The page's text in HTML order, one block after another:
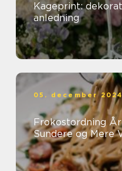
Kageprint:
anledning
05. december
Frokostordning
Sundere og Mere